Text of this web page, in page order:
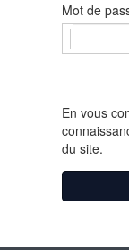
Mot de
En vous
du site.